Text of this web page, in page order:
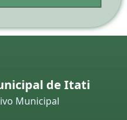
de Itati
Municipal